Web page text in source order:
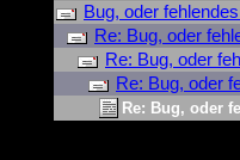
Bug, oder
Re: Bug, oder
Re: Bug, oder
Re: Bug, oder
Re: Bug, oder